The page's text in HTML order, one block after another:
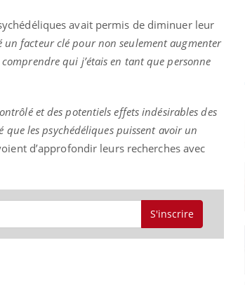
avait permis de diminuer leur
un facteur clé pour non seulement augmenter
qui j’étais en tant que personne
et des potentiels effets indésirables des
les psychédéliques puissent avoir un
d’approfondir leurs recherches avec
S'inscrire